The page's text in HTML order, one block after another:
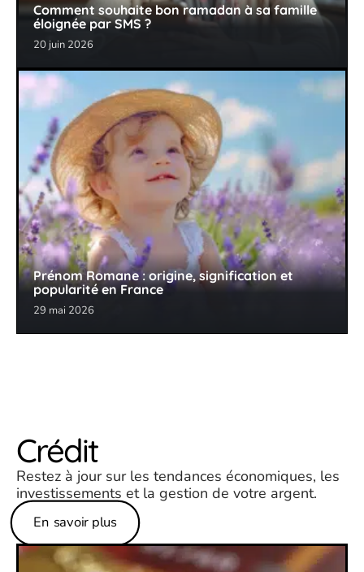
Comment souhaite bon ramadan à sa famille
éloignée par SMS ?
20 juin 2026
Prénom Romane : origine, signification et
popularité en France
29 mai 2026
Crédit
Restez à jour sur les tendances économiques, les
investissements et la gestion de votre argent.
En savoir plus